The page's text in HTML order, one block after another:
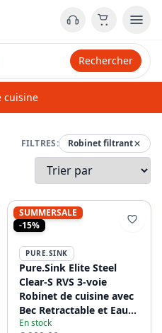
Rechercher
cuisine
FILTRES: Robinet filtrant
SUMMERSALE
-15%
PURE.SINK
Pure.Sink Elite Steel
Clear-S RVS 3-voie
Robinet de cuisine avec
Bec Retractable et Eau
Filtrée PS8120-02
En stock